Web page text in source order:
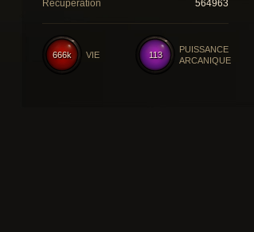
Récupération
564963
113
PUISSANCE
ARCANIQUE
666k VIE